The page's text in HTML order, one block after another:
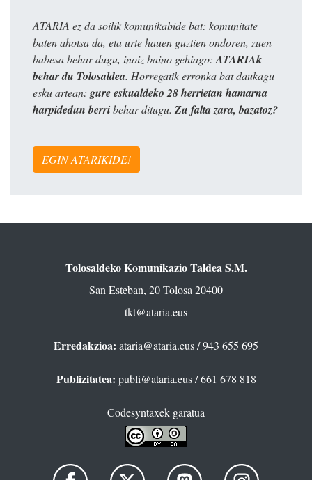
ATARIA ez da soilik komunikabide bat: komunitate
baten ahotsa da, eta urte hauen guztien ondoren, zuen
babesa behar dugu, inoiz baino gehiago: ATARIAk
behar du Tolosaldea. Horregatik erronka bat daukagu
esku artean: gure eskualdeko 28 herrietan hamarna
harpidedun berribehar ditugu. Zu falta zara, bazatoz?
EGIN ATARIKIDE!
Tolosaldeko Komunikazio Taldea S.M.
San Esteban, 20 Tolosa 20400
tkt@ataria.eus
Erredakzioa: ataria@ataria.eus/ 943 655 695
Publizitatea: publi@ataria.eus/ 661 678 818
Codesyntaxek garatua